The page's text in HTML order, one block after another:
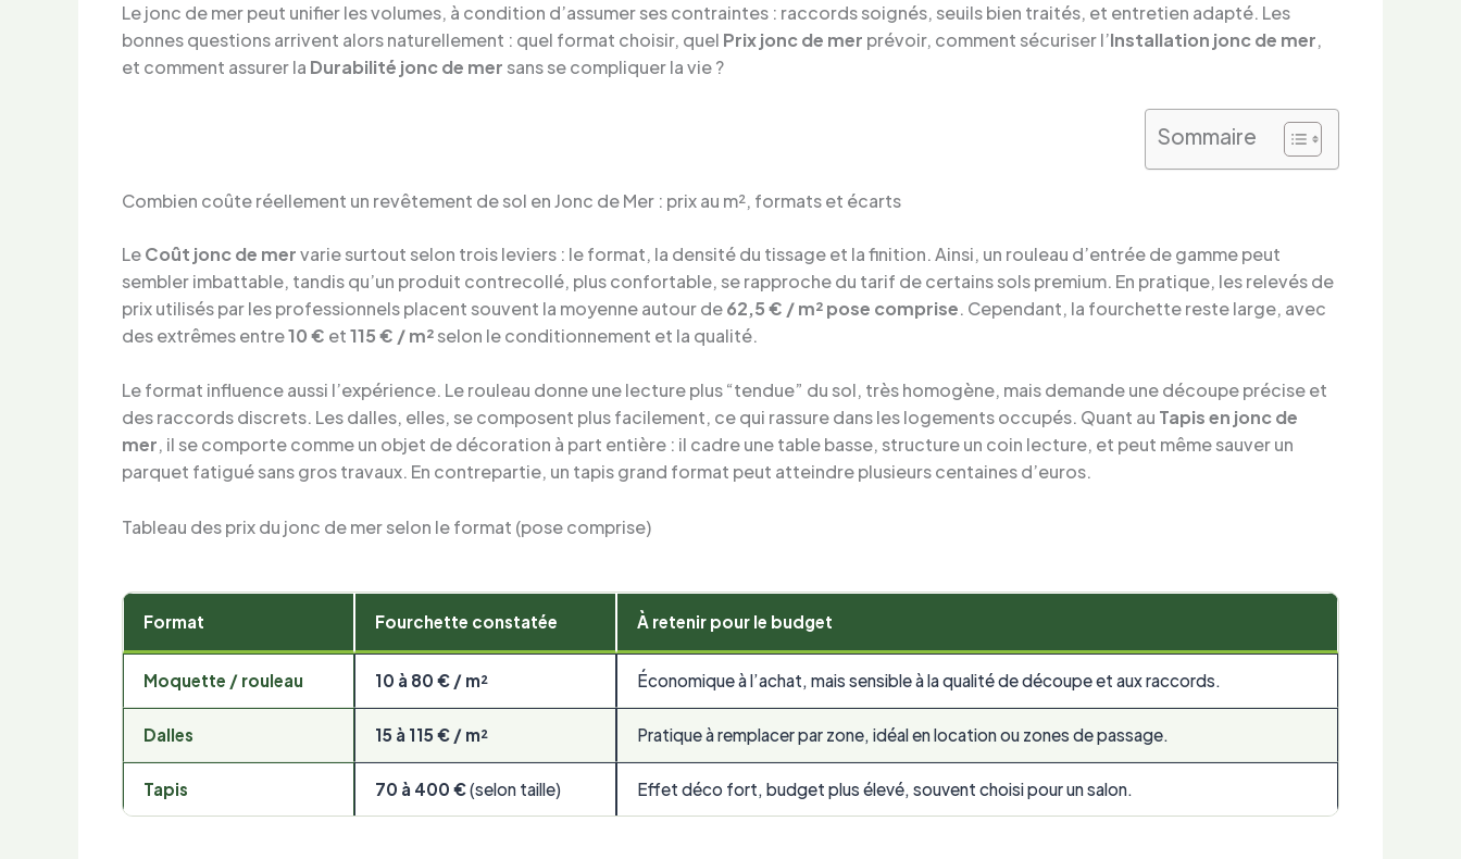
Le jonc de mer peut unifier les volumes, à condition d’assumer ses contraintes : raccords soignés, seuils bien traités, et entretien adapté. Les
bonnes questions arrivent alors naturellement : quel format choisir, quel Prix jonc de mer prévoir, comment sécuriser l’Installation jonc de mer,
et comment assurer la Durabilité jonc de mer sans se compliquer la vie ?
Sommaire
Combien coûte réellement un revêtement de sol en Jonc de Mer : prix au m², formats et écarts
LeCoût jonc de mervarie surtout selon trois leviers : le format, la densité du tissage et la finition. Ainsi, un rouleau d’entrée de gamme peut
sembler imbattable, tandis qu’un produit contrecollé, plus confortable, se rapproche du tarif de certains sols premium. En pratique, les relevés de
prix utilisés par les professionnels placent souvent la moyenne autour de62,5 € / m² pose comprise. Cependant, la fourchette reste large, avec
des extrêmes entre10 € et115 € / m²selon le conditionnement et la qualité.
Le format influence aussi l’expérience. Le rouleau donne une lecture plus “tendue” du sol, très homogène, mais demande une découpe précise et
des raccords discrets. Les dalles, elles, se composent plus facilement, ce qui rassure dans les logements occupés. Quant au Tapis en jonc de
mer, il se comporte comme un objet de décoration à part entière : il cadre une table basse, structure un coin lecture, et peut même sauver un
parquet fatigué sans gros travaux. En contrepartie, un tapis grand format peut atteindre plusieurs centaines d’euros.
Tableau des prix du jonc de mer selon le format (pose comprise)
Format Fourchette constatée À retenir pour le budget
Moquette / rouleau 10 à 80 € / m² Économique à l’achat, mais sensible à la qualité de découpe et aux raccords.
Dalles 15 à 115 € / m² Pratique à remplacer par zone, idéal en location ou zones de passage.
Tapis 70 à 400 €(selon taille) Effet déco fort, budget plus élevé, souvent choisi pour un salon.